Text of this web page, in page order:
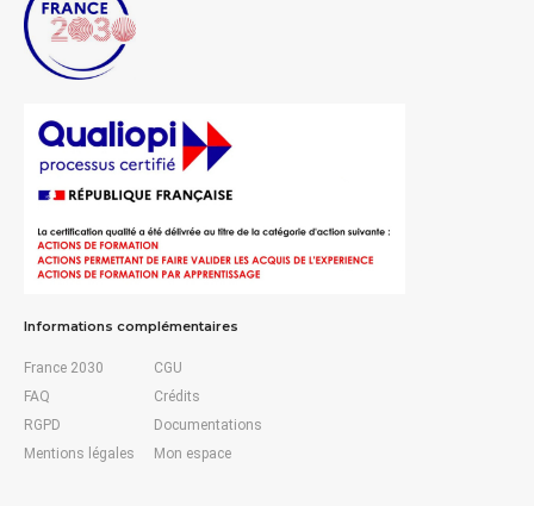
Informations complémentaires
France 2030
FAQ
RGPD
Mentions légales
CGU
Crédits
Documentations
Mon espace